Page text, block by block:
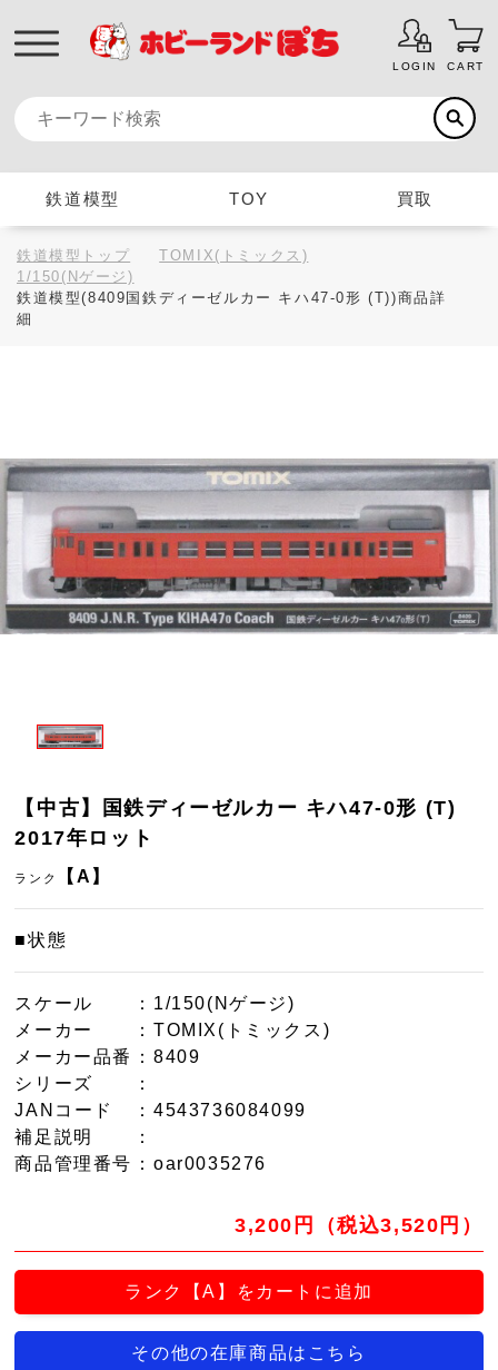
LOGIN CART
鉄道模型 TOY 買取
鉄道模型トップ
TOMIX(トミックス)
1/150(Nゲージ)
鉄道模型(8409国鉄ディーゼルカー キハ47-0形 (T))商品詳
細
【中古】国鉄ディーゼルカー キハ47-0形 (T)
2017年ロット
ランク 【A】
■状態
スケール
：1/150(Nゲージ)
メーカー
：TOMIX(トミックス)
メーカー品番
：8409
シリーズ
：
JANコード
：4543736084099
補足説明
：
商品管理番号 ：oar0035276
3,200円（税込3,520円）
ランク【A】をカートに追加
その他の在庫商品はこちら